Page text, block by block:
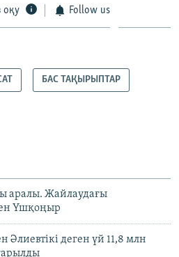
оқу Follow us
БАС ТАҚЫРЫПТАР
аралы. Жайлаудағы
Үшқоңыр
деген үй 11,8 млн